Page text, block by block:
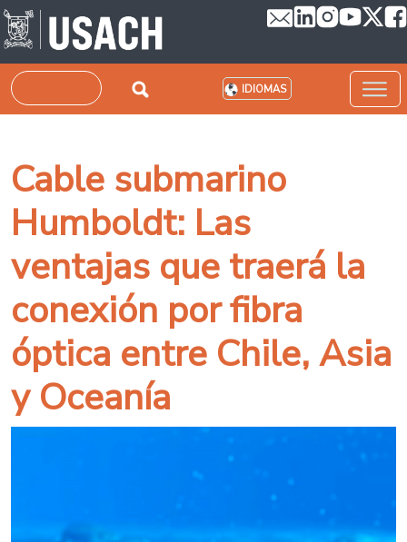
Pasar al contenido principal
Buscar IDIOMAS
Cable submarino
Humboldt: Las
ventajas que traerá la
conexión por fibra
óptica entre Chile, Asia
y Oceanía